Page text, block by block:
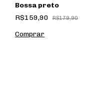
Bossa preto
R$159,90
R$179,90